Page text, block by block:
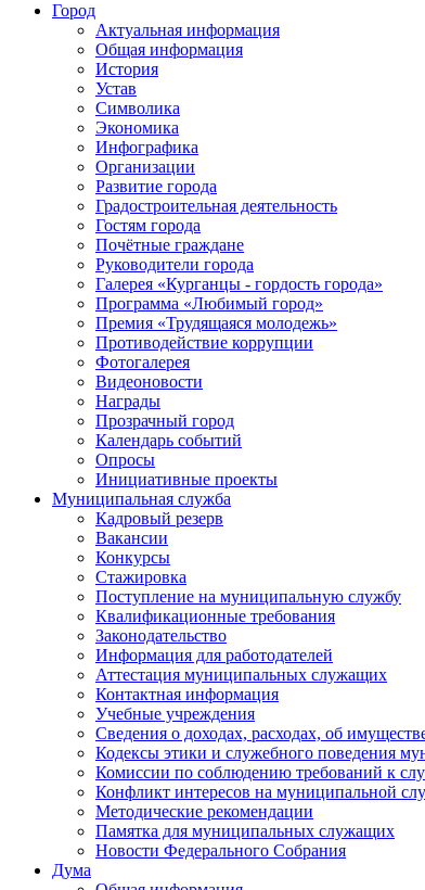
Город
Актуальная информация
Общая информация
История
Устав
Символика
Экономика
Инфографика
Организации
Развитие города
Градостроительная деятельность
Гостям города
Почётные граждане
Руководители города
Галерея «Курганцы - гордость города»
Программа «Любимый город»
Премия «Трудящаяся молодежь»
Противодействие коррупции
Фотогалерея
Видеоновости
Награды
Прозрачный город
Календарь событий
Опросы
Инициативные проекты
Муниципальная служба
Кадровый резерв
Вакансии
Конкурсы
Стажировка
Поступление на муниципальную службу
Квалификационные требования
Законодательство
Информация для работодателей
Аттестация муниципальных служащих
Контактная информация
Учебные учреждения
Сведения о доходах, расходах, об
Кодексы этики и служебного поведения
Комиссии по соблюдению требований к
Конфликт интересов на муниципальной
Методические рекомендации
Памятка для муниципальных служащих
Новости Федерального Cобрания
Дума